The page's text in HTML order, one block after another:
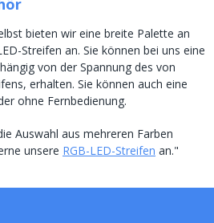
bieten wir eine breite Palette an
Streifen an. Sie können bei uns eine
von der Spannung des von
erhalten. Sie können auch eine
ohne Fernbedienung.
Auswahl aus mehreren Farben
unsere RGB-LED-Streifen an."